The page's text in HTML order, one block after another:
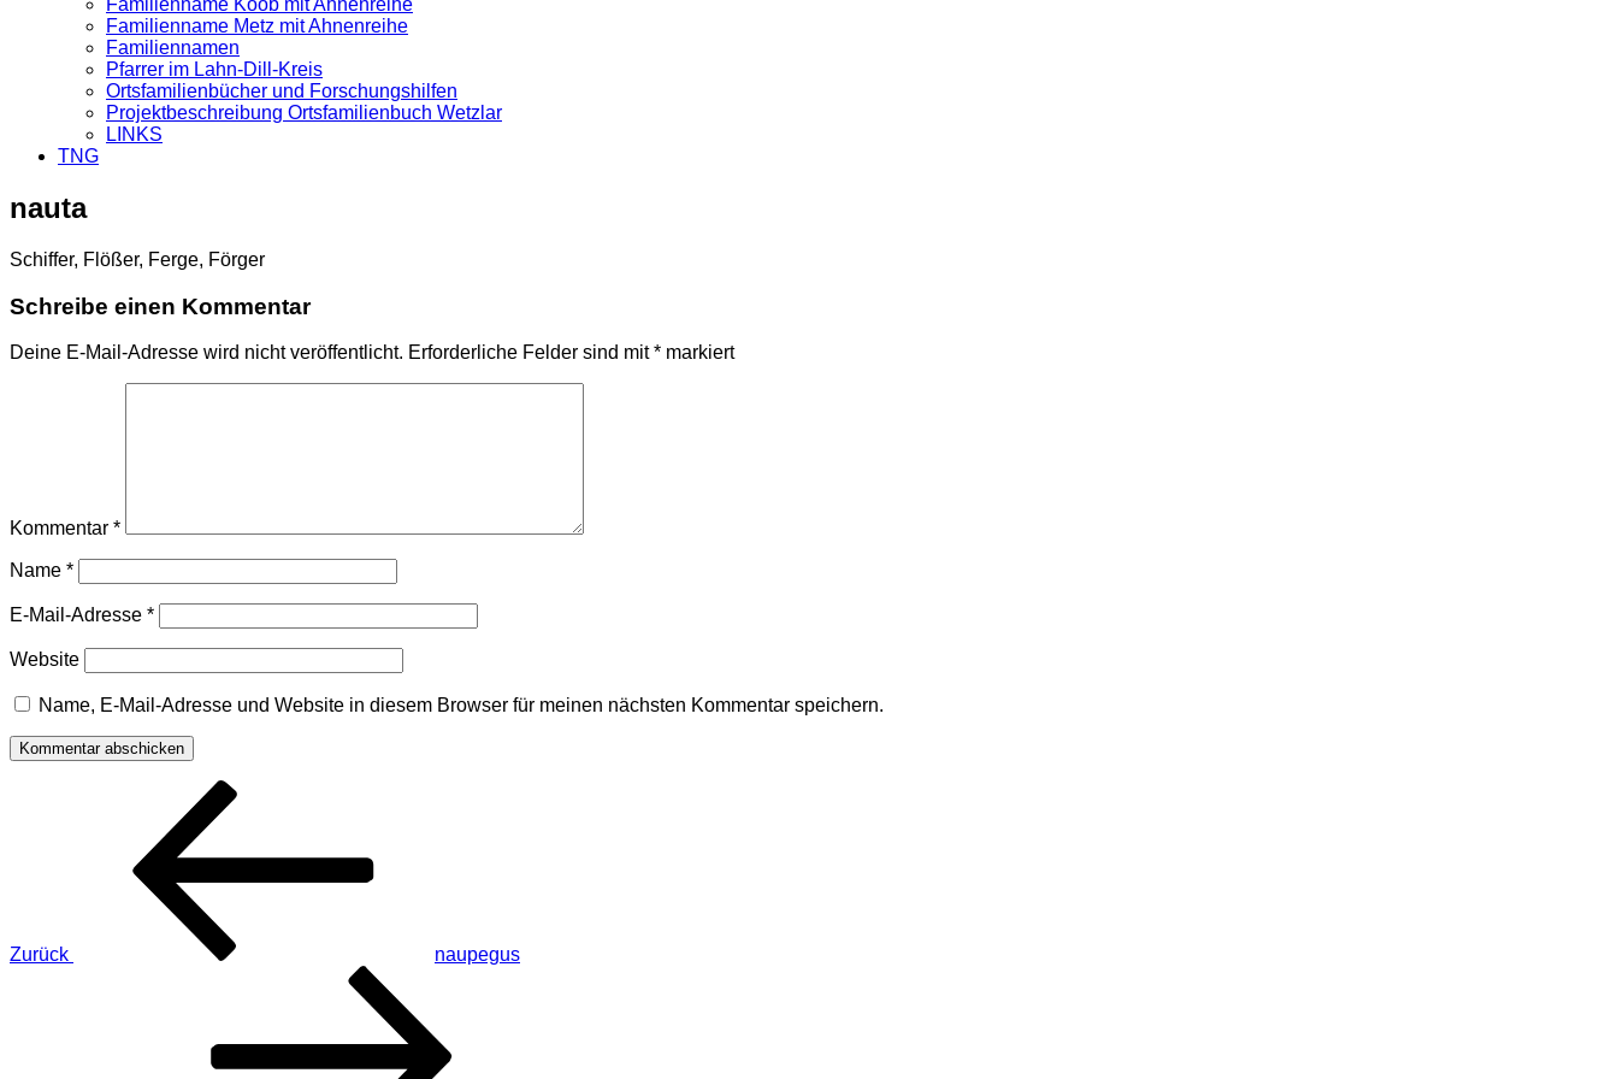
Familienname Koob mit Ahnenreihe
Familienname Metz mit Ahnenreihe
Familiennamen
Pfarrer im Lahn-Dill-Kreis
Ortsfamilienbücher und Forschungshilfen
Projektbeschreibung Ortsfamilienbuch Wetzlar
LINKS
TNG
nauta
Schiffer, Flößer, Ferge, Förger
Schreibe einen Kommentar
Deine E-Mail-Adresse wird nicht veröffentlicht. Erforderliche Felder sind mit* markiert
Kommentar *
Name *
E-Mail-Adresse *
Website
Name, E-Mail-Adresse und Website in diesem Browser für meinen nächsten Kommentar speichern.
Beitragsnavigation
Zurück
naupegus